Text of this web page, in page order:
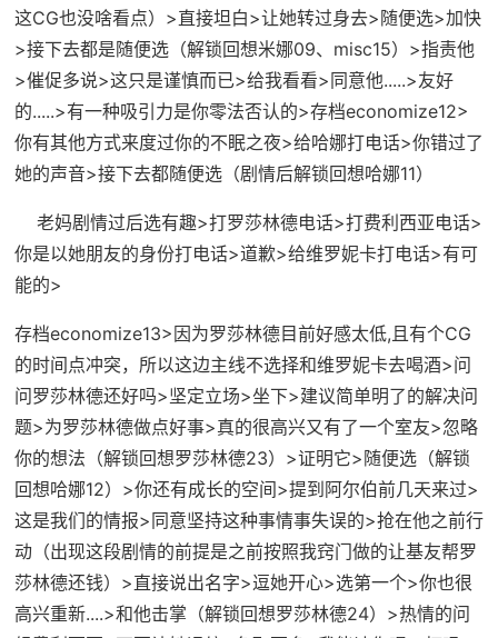
这CG也没啥看点）>直接坦白>让她转过身去>随便选>加快
>接下去都是随便选（解锁回想米娜09、misc15）>指责他
>催促多说>这只是谨慎而已>给我看看>同意他.....>友好
的.....>有一种吸引力是你零法否认的>存档economize12>
你有其他方式来度过你的不眠之夜>给哈娜打电话>你错过了
她的声音>接下去都随便选（剧情后解锁回想哈娜11）
老妈剧情过后选有趣>打罗莎林德电话>打费利西亚电话>
你是以她朋友的身份打电话>道歉>给维罗妮卡打电话>有可
能的>
存档economize13>因为罗莎林德目前好感太低,且有个CG
的时间点冲突，所以这边主线不选择和维罗妮卡去喝酒>问
问罗莎林德还好吗>坚定立场>坐下>建议简单明了的解决问
题>为罗莎林德做点好事>真的很高兴又有了一个室友>忽略
你的想法（解锁回想罗莎林德23）>证明它>随便选（解锁
回想哈娜12）>你还有成长的空间>提到阿尔伯前几天来过>
这是我们的情报>同意坚持这种事情事失误的>抢在他之前行
动（出现这段剧情的前提是之前按照我窍门做的让基友帮罗
莎林德还钱）>直接说出名字>逗她开心>选第一个>你也很
高兴重新....>和他击掌（解锁回想罗莎林德24）>热情的问